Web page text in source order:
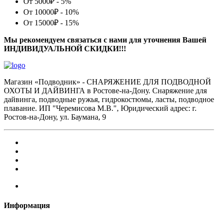
От 10000₽ - 10%
От 15000₽ - 15%
Мы рекомендуем связаться с нами для уточнения Вашей
ИНДИВИДУАЛЬНОЙ СКИДКИ!!!
Магазин «Подводник» - СНАРЯЖЕНИЕ ДЛЯ ПОДВОДНОЙ
ОХОТЫ И ДАЙВИНГА в Ростове-на-Дону. Снаряжение для
дайвинга, подводные ружья, гидрокостюмы, ласты, подводное
плавание. ИП "Черемисова М.В.", Юридический адрес: г.
Ростов-на-Дону, ул. Баумана, 9
Информация